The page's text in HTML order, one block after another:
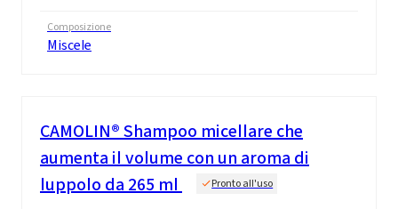
Composizione
Miscele
CAMOLIN® Shampoo micellare che
aumenta il volume con un aroma di
luppolo da 265 ml
Pronto all'uso